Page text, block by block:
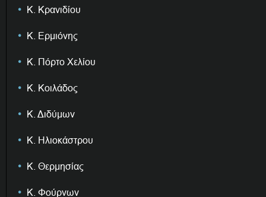
Κ. Κρανιδίου
Κ. Ερμιόνης
Κ. Πόρτο Χελίου
Κ. Κοιλάδος
Κ. Διδύμων
Κ. Ηλιοκάστρου
Κ. Θερμησίας
Κ. Φούρνων